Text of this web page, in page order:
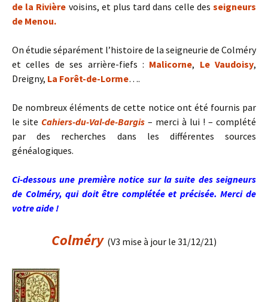
de la Rivière voisins, et plus tard dans celle desseigneurs
de Menou.
On étudie séparément l’histoire de la seigneurie de Colméry
et celles de ses arrière-fiefs : Malicorne, Le Vaudoisy,
Dreigny, La Forêt-de-Lorme….
De nombreux éléments de cette notice ont été fournis par
le site Cahiers-du-Val-de-Bargis – merci à lui ! – complété
par des recherches dans les différentes sources
généalogiques.
Ci-dessous une première notice sur la suite des seigneurs
de Colméry, qui doit être complétée et précisée. Merci de
votre aide !
Colméry (V3 mise à jour le 31/12/21)